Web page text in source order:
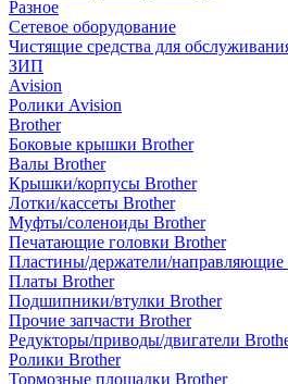
Разное
Сетевое оборудование
Чистящие средства для
ЗИП
Avision
Ролики Avision
Brother
Боковые крышки Brother
Валы Brother
Крышки/корпусы Brother
Лотки/кассеты Brother
Муфты/соленоиды Brother
Печатающие головки Brother
Пластины/держатели/направляющие
Платы Brother
Подшипники/втулки Brother
Прочие запчасти Brother
Редукторы/приводы/двигатели
Ролики Brother
Тормозные площадки Brother